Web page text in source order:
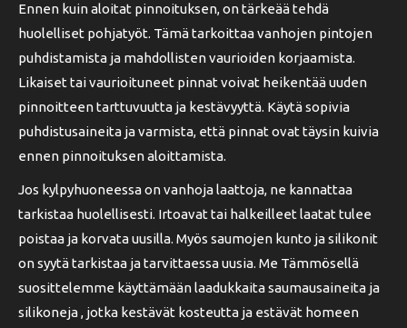
Ennen kuin aloitat pinnoituksen, on tärkeää tehdä
huolelliset pohjatyöt. Tämä tarkoittaa vanhojen pintojen
puhdistamista ja mahdollisten vaurioiden korjaamista.
Likaiset tai vaurioituneet pinnat voivat heikentää uuden
pinnoitteen tarttuvuutta ja kestävyyttä. Käytä sopivia
puhdistusaineita ja varmista, että pinnat ovat täysin kuivia
ennen pinnoituksen aloittamista.
Jos kylpyhuoneessa on vanhoja laattoja, ne kannattaa
tarkistaa huolellisesti. Irtoavat tai halkeilleet laatat tulee
poistaa ja korvata uusilla. Myös saumojen kunto ja silikonit
on syytä tarkistaa ja tarvittaessa uusia. Me Tämmösellä
suosittelemme käyttämään laadukkaita saumausaineita ja
silikoneja , jotka kestävät kosteutta ja estävät homeen